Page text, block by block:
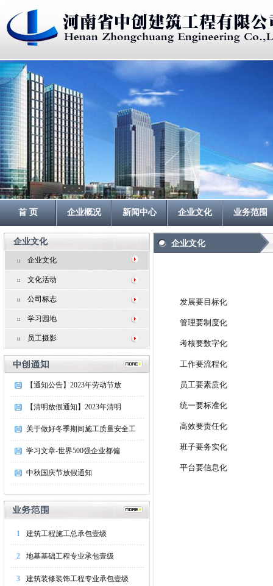
首 页 企业概况 新闻中心 企业文化 业务范围
企业文化
企业文化
文化活动
公司标志
学习园地
员工摄影
【通知公告】2023年劳动节放
【清明放假通知】2023年清明
关于做好冬季期间施工质量安全工
学习文章-世界500强企业都偏
中秋国庆节放假通知
1 建筑工程施工总承包壹级
2 地基基础工程专业承包壹级
3 建筑装修装饰工程专业承包壹级
企业文化
发展要目标化
管理要制度化
考核要数字化
工作要流程化
员工要素质化
统一要标准化
高效要责任化
班子要务实化
平台要信息化